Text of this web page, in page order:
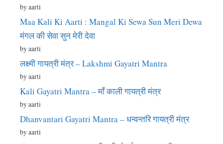
by aarti
Maa Kali Ki Aarti : Mangal Ki Sewa Sun Meri Dewa
मंगल की सेवा सुन मेरी देवा
by aarti
लक्ष्मी गायत्री मंत्र – Lakshmi Gayatri Mantra
by aarti
Kali Gayatri Mantra – माँ काली गायत्री मंत्र
by aarti
Dhanvantari Gayatri Mantra – धन्वन्तरि गायत्री मंत्र
by aarti